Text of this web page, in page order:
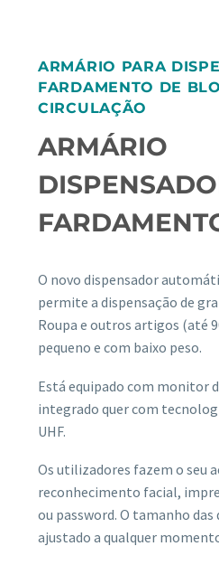
ARMÁRIO PARA
FARDAMENTO DE
CIRCULAÇÃO
ARMÁRIO
O novo dispensador
permite a dispensação de
Roupa e outros artigos (até
pequeno e com baixo peso.
Está equipado com monitor
integrado quer com
UHF.
Os utilizadores fazem o seu
reconhecimento facial,
ou password. O tamanho das
ajustado a qualquer